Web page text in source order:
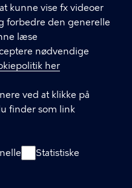
kunne vise fx videoer
forbedre den generelle
læse
nødvendige
her
ved at klikke på
finder som link
Statistiske